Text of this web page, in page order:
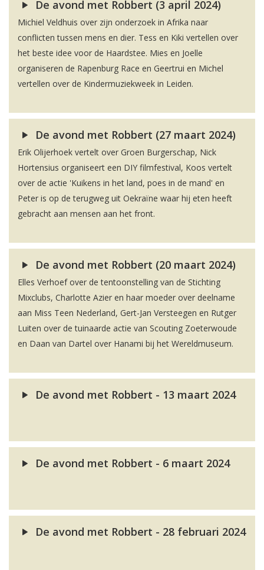
De avond met Robbert (3 april 2024)
Michiel Veldhuis over zijn onderzoek in Afrika naar
conflicten tussen mens en dier. Tess en Kiki vertellen over
het beste idee voor de Haardstee. Mies en Joelle
organiseren de Rapenburg Race en Geertrui en Michel
vertellen over de Kindermuziekweek in Leiden.
De avond met Robbert (27 maart 2024)
Erik Olijerhoek vertelt over Groen Burgerschap, Nick
Hortensius organiseert een DIY filmfestival, Koos vertelt
over de actie 'Kuikens in het land, poes in de mand' en
Peter is op de terugweg uit Oekraïne waar hij eten heeft
gebracht aan mensen aan het front.
De avond met Robbert (20 maart 2024)
Elles Verhoef over de tentoonstelling van de Stichting
Mixclubs, Charlotte Azier en haar moeder over deelname
aan Miss Teen Nederland, Gert-Jan Versteegen en Rutger
Luiten over de tuinaarde actie van Scouting Zoeterwoude
en Daan van Dartel over Hanami bij het Wereldmuseum.
De avond met Robbert - 13 maart 2024
De avond met Robbert - 6 maart 2024
De avond met Robbert - 28 februari 2024